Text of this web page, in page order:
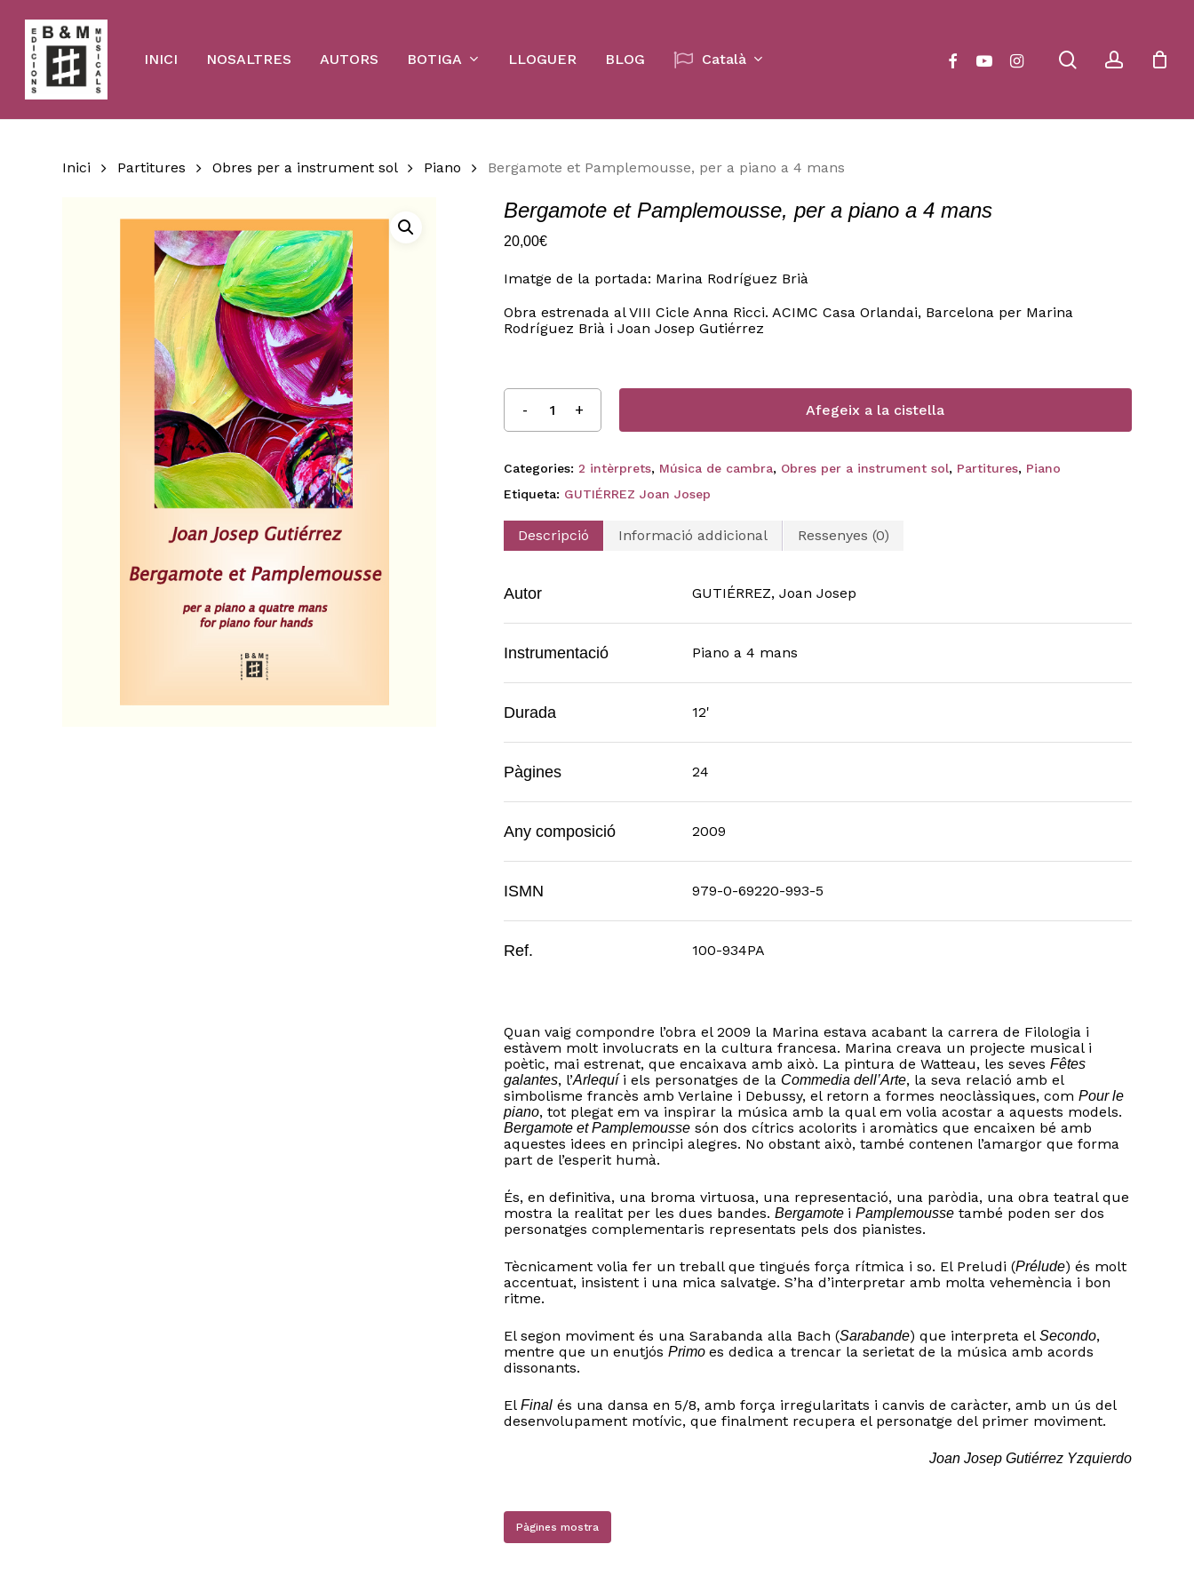
main
content
INICI NOSALTRES AUTORS BOTIGA LLOGUER BLOG Català searchaccount
facebookyoutubeinstagram Cart
Inici Partitures Obres per a instrument sol Piano Bergamote et Pamplemousse, per a piano a 4 mans
Bergamote et Pamplemousse, per a piano a 4 mans
20,00€
Imatge de la portada: Marina Rodríguez Brià
Obra estrenada al VIII Cicle Anna Ricci. ACIMC Casa Orlandai, Barcelona per Marina
Rodríguez Brià i Joan Josep Gutiérrez
Afegeix a la cistella
Categories: 2 intèrprets, Música de cambra, Obres per a instrument sol, Partitures, Piano
Etiqueta: GUTIÉRREZ Joan Josep
Descripció Informació addicional Ressenyes (0)
Autor GUTIÉRREZ, Joan Josep
Instrumentació Piano a 4 mans
Durada 12'
Pàgines 24
Any composició 2009
ISMN 979-0-69220-993-5
Ref. 100-934PA
Quan vaig compondre l’obra el 2009 la Marina estava acabant la carrera de Filologia i
estàvem molt involucrats en la cultura francesa. Marina creava un projecte musical i
poètic, mai estrenat, que encaixava amb això. La pintura de Watteau, les seves Fêtes
galantes, l’Arlequíi els personatges de la Commedia dell’Arte, la seva relació amb el
simbolisme francès amb Verlaine i Debussy, el retorn a formes neoclàssiques, com Pour le
piano, tot plegat em va inspirar la música amb la qual em volia acostar a aquests models.
Bergamote et Pamplemoussesón dos cítrics acolorits i aromàtics que encaixen bé amb
aquestes idees en principi alegres. No obstant això, també contenen l’amargor que forma
part de l’esperit humà.
És, en definitiva, una broma virtuosa, una representació, una paròdia, una obra teatral que
mostra la realitat per les dues bandes. Bergamote i Pamplemoussetambé poden ser dos
personatges complementaris representats pels dos pianistes.
Tècnicament volia fer un treball que tingués força rítmica i so. El Preludi (Prélude) és molt
accentuat, insistent i una mica salvatge. S’ha d’interpretar amb molta vehemència i bon
ritme.
El segon moviment és una Sarabanda alla Bach (Sarabande) que interpreta el Secondo,
mentre que un enutjós Primo es dedica a trencar la serietat de la música amb acords
dissonants.
El Finalés una dansa en 5/8, amb força irregularitats i canvis de caràcter, amb un ús del
desenvolupament motívic, que finalment recupera el personatge del primer moviment.
Joan Josep Gutiérrez Yzquierdo
Pàgines mostra